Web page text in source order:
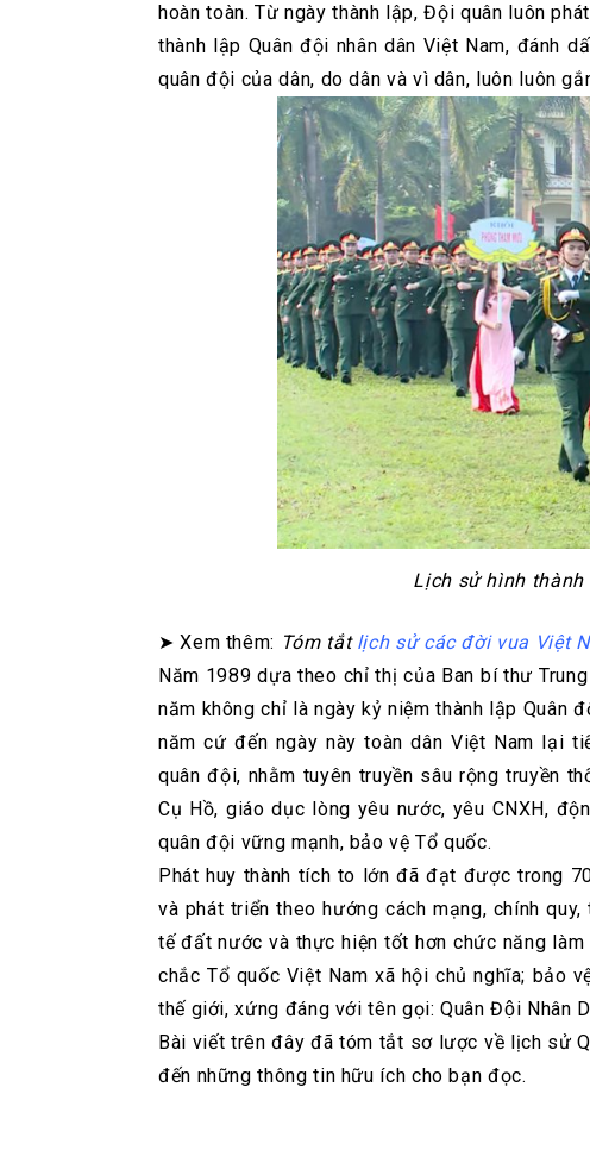
hoàn toàn.Từ ngày thành lập, Đội quân luôn
thành lập Quân đội nhân dân Việt Nam, đánh
quân đội của dân, do dân và vì dân, luôn luôn
Lịch sử hình thành
➤ Xem thêm: Tóm tắtlịch sử các đời vua Việt
Năm 1989 dựa theo chỉ thị của Ban bí thư
năm không chỉ là ngày kỷ niệm thành lập Quân
năm cứ đến ngày này toàn dân Việt Nam lại
quân đội, nhằm tuyên truyền sâu rộng truyền
Cụ Hồ, giáo dục lòng yêu nước, yêu CNXH,
quân đội vững mạnh, bảo vệ Tổ quốc.
Phát huy thành tích to lớn đã đạt được trong
và phát triển theo hướng cách mạng, chính
tế đất nước và thực hiện tốt hơn chức năng
chắc Tổ quốc Việt Nam xã hội chủ nghĩa; bảo
thế giới, xứng đáng với tên gọi: Quân Đội Nhân
Bài viết trên đây đã tóm tắt sơ lược về lịch sử
đến những thông tin hữu ích cho bạn đọc.